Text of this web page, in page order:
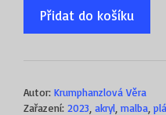
Přidat do košíku
Autor: Krumphanzlová Věra
Zařazení: 2023 akryl malba